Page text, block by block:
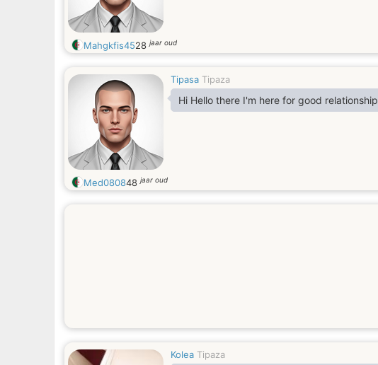
Mahgkfis4528jaar oud
Tipasa Tipaza
Hi Hello there I'm here for good relationship
Med080848jaar oud
Kolea Tipaza